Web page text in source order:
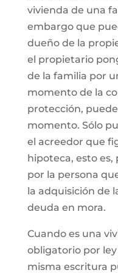
vivienda de una
embargo que
dueño de la
el propietario
de la familia por
momento de la
protección,
momento. Sólo
el acreedor que
hipoteca, esto
por la persona
la adquisición de
deuda en mora.
Cuando es una
obligatorio por
misma escritura